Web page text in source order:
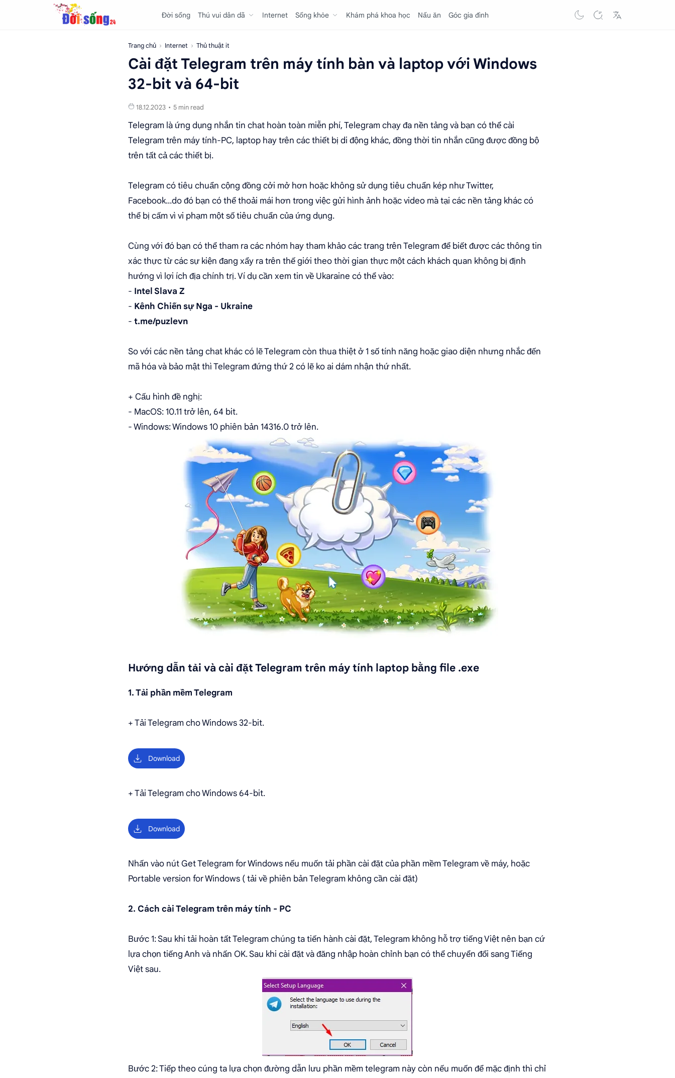
Đời sống Thú vui dân dã Internet Sống khỏe Khám phá khoa học Nấu ăn Góc gia đình
Trang chủ Internet Thủ thuật it
Cài đặt Telegram trên máy tính bàn và laptop với Windows
32-bit và 64-bit
5 min read
Telegram là ứng dụng nhắn tin chat hoàn toàn miễn phí, Telegram chạy đa nền tảng và bạn có thể cài
Telegram trên máy tính-PC, laptop hay trên các thiết bị di động khác, đồng thời tin nhắn cũng được đồng bộ
trên tất cả các thiết bị.
Telegram có tiêu chuẩn cộng đồng cởi mở hơn hoặc không sử dụng tiêu chuẩn kép như Twitter,
Facebook...do đó bạn có thể thoải mái hơn trong việc gửi hình ảnh hoặc video mà tại các nền tảng khác có
thể bị cấm vì vi phạm một số tiêu chuẩn của ứng dụng.
Cùng với đó bạn có thể tham ra các nhóm hay tham khảo các trang trên Telegram để biết được các thông tin
xác thực từ các sự kiện đang xẩy ra trên thế giới theo thời gian thực một cách khách quan không bị định
hướng vì lợi ích địa chính trị. Ví dụ cần xem tin về Ukaraine có thể vào:
- Intel Slava Z
- Kênh Chiến sự Nga - Ukraine
-t.me/puzlevn
So với các nền tảng chat khác có lẽ Telegram còn thua thiệt ở 1 số tính năng hoặc giao diện nhưng nhắc đến
mã hóa và bảo mật thì Telegram đứng thứ 2 có lẽ ko ai dám nhận thứ nhất.
+ Cấu hình đề nghị:
- MacOS: 10.11 trở lên, 64 bit.
- Windows: Windows 10 phiên bản 14316.0 trở lên.
Hướng dẫn tải và cài đặt Telegram trên máy tính laptop bằng file .exe
1. Tải phần mềm Telegram
+ Tải Telegram cho Windows 32-bit.
Download
+ Tải Telegram cho Windows 64-bit.
Download
Nhấn vào nút Get Telegram for Windows nếu muốn tải phần cài đặt của phần mềm Telegram về máy, hoặc
Portable version for Windows ( tải về phiên bản Telegram không cần cài đặt)
2. Cách cài Telegram trên máy tính - PC
Bước 1: Sau khi tải hoàn tất Telegram chúng ta tiến hành cài đặt, Telegram không hỗ trợ tiếng Việt nên bạn cứ
lựa chọn tiếng Anh và nhấn OK. Sau khi cài đặt và đăng nhập hoàn chỉnh bạn có thể chuyển đổi sang Tiếng
Việt sau.
Bước 2: Tiếp theo cúng ta lựa chọn đường dẫn lưu phần mềm telegram này còn nếu muốn để mặc định thì chỉ